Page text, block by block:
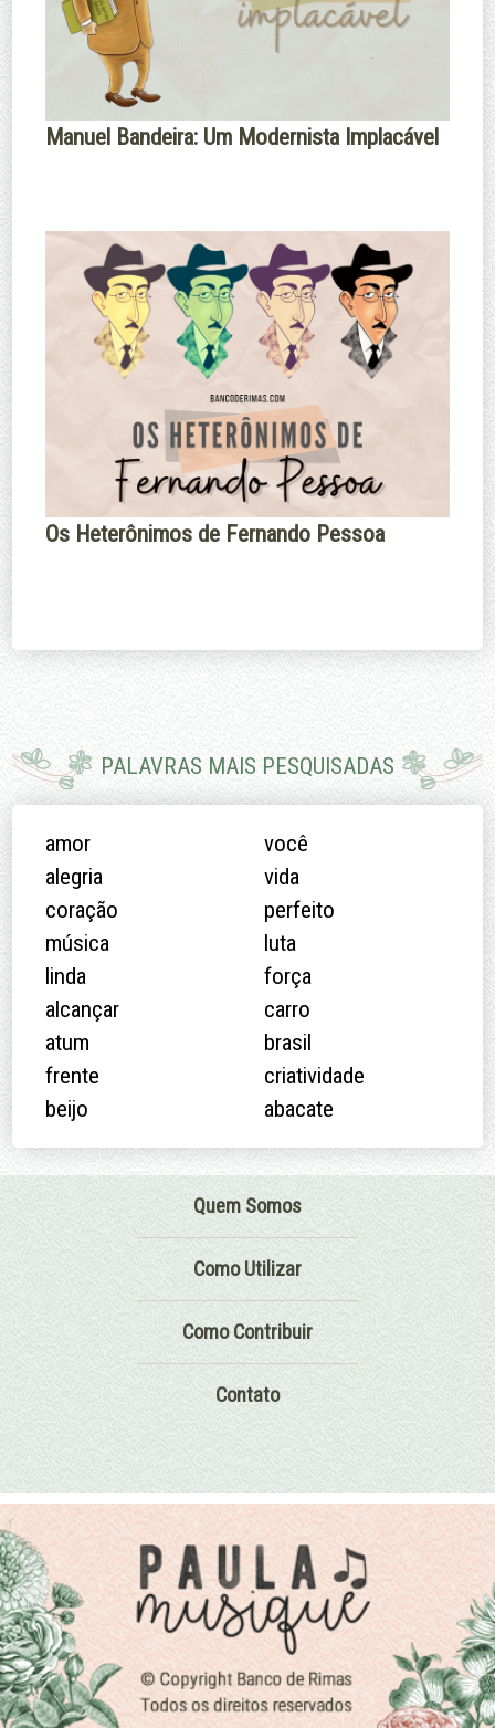
Manuel Bandeira: Um Modernista Implacável
Os Heterônimos de Fernando Pessoa
PALAVRAS MAIS PESQUISADAS
amor
você
alegria
vida
coração
perfeito
música
luta
linda
força
alcançar
carro
atum
brasil
frente
criatividade
beijo
abacate
Quem Somos
Como Utilizar
Como Contribuir
Contato